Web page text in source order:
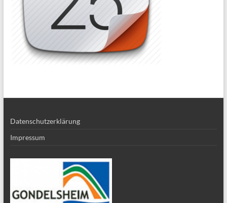
Datenschutzerklärung
Impressum